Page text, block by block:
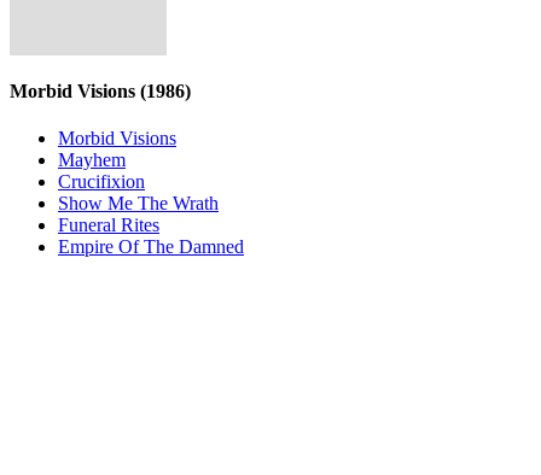
Morbid Visions (1986)
Morbid Visions
Mayhem
Crucifixion
Show Me The Wrath
Funeral Rites
Empire Of The Damned